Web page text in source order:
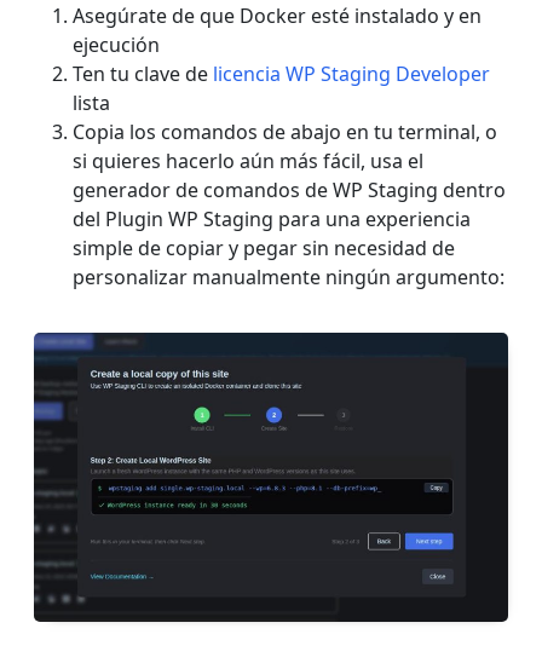
Asegúrate de que Docker esté instalado y en
ejecución
Ten tu clave de licencia WP Staging Developer
lista
Copia los comandos de abajo en tu terminal, o
si quieres hacerlo aún más fácil, usa el
generador de comandos de WP Staging dentro
del Plugin WP Staging para una experiencia
simple de copiar y pegar sin necesidad de
personalizar manualmente ningún argumento: